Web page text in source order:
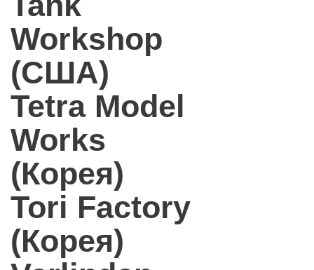
Workshop
(США)
Tetra Model
Works
(Корея)
Tori Factory
(Корея)